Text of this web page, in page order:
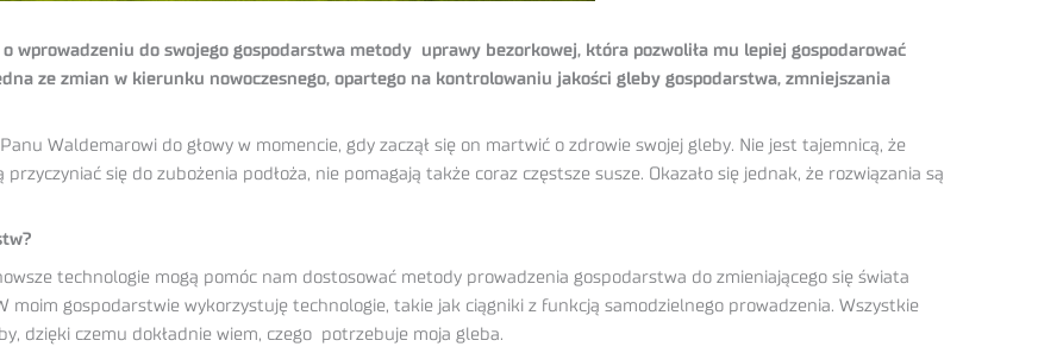
wprowadzeniu do swojego gospodarstwa metody uprawy bezorkowej, która pozwoliła mu lepiej gospodarować
ze zmian w kierunku nowoczesnego, opartego na kontrolowaniu jakości gleby gospodarstwa, zmniejszania
Waldemarowi do głowy w momencie, gdy zaczął się on martwić o zdrowie swojej gleby. Nie jest tajemnicą, że
się do zubożenia podłoża, nie pomagają także coraz częstsze susze. Okazało się jednak, że rozwiązania są
technologie mogą pomóc nam dostosować metody prowadzenia gospodarstwa do zmieniającego się świata
moim gospodarstwie wykorzystuję technologie, takie jak ciągniki z funkcją samodzielnego prowadzenia. Wszystkie
dzięki czemu dokładnie wiem, czego potrzebuje moja gleba.